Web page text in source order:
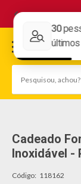
Cadeado
Inoxidável -
Código: 118162